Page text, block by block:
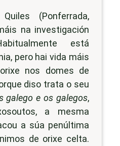
(Ponferrada,
na investigación
está
pero hai vida máis
nos domes de
diso trata o seu
galego e os galegos,
a mesma
a súa penúltima
de orixe celta.